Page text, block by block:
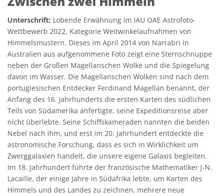
Unterschrift: Lobende Erwähnung im IAU OAE Astrofoto-
Wettbewerb 2022, Kategorie Weitwinkelaufnahmen von
Himmelsmustern. Dieses im April 2014 von Narrabri in
Australien aus aufgenommene Foto zeigt eine Sternschnuppe
neben der Großen Magellanschen Wolke und die Spiegelung
davon im Wasser. Die Magellanschen Wolken sind nach dem
portugiesischen Entdecker Ferdinand Magellan benannt, der
Anfang des 16. Jahrhunderts die ersten Karten des südlichen
Teils von Südamerika anfertigte, seine Expeditionsreise aber
nicht überlebte. Seine Schiffskameraden nannten die beiden
Nebel nach ihm, und erst im 20. Jahrhundert entdeckte die
astronomische Forschung, dass es sich in Wirklichkeit um
Zwerggalaxien handelt, die unsere eigene Galaxis begleiten.
Im 18. Jahrhundert führte der französische Mathematiker J-N.
Lacaille, der einige Jahre in Südafrika lebte, um Karten des
Himmels und des Landes zu zeichnen, mehrere neue